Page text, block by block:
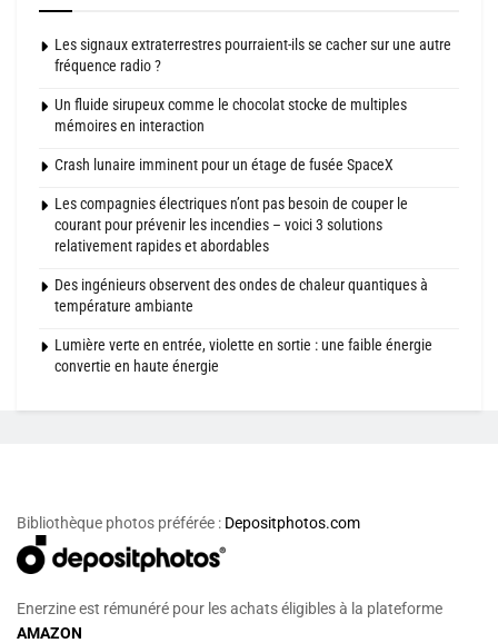
Les signaux extraterrestres pourraient-ils se cacher sur une autre
fréquence radio ?
Un fluide sirupeux comme le chocolat stocke de multiples
mémoires en interaction
Crash lunaire imminent pour un étage de fusée SpaceX
Les compagnies électriques n’ont pas besoin de couper le
courant pour prévenir les incendies – voici 3 solutions
relativement rapides et abordables
Des ingénieurs observent des ondes de chaleur quantiques à
température ambiante
Lumière verte en entrée, violette en sortie : une faible énergie
convertie en haute énergie
Bibliothèque photos préférée : Depositphotos.com
Enerzine est rémunéré pour les achats éligibles à la plateforme
AMAZON